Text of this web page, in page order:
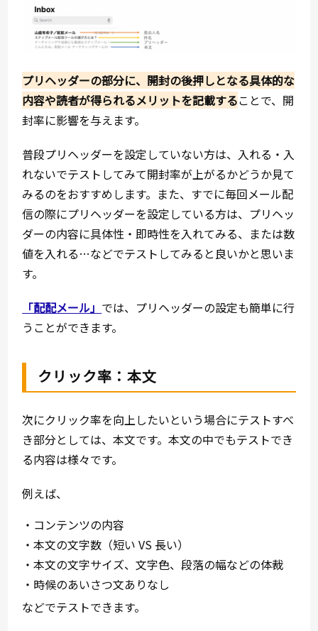
プリヘッダーの部分に、開封の後押しとなる具体的な
内容や読者が得られるメリットを記載することで、開
封率に影響を与えます。
普段プリヘッダーを設定していない方は、入れる・入
れないでテストしてみて開封率が上がるかどうか見て
みるのをおすすめします。また、すでに毎回メール配
信の際にプリヘッダーを設定している方は、プリヘッ
ダーの内容に具体性・即時性を入れてみる、または数
値を入れる…などでテストしてみると良いかと思いま
す。
「配配メール」 では、プリヘッダーの設定も簡単に行
うことができます。
クリック率：本文
次にクリック率を向上したいという場合にテストすべ
き部分としては、本文です。本文の中でもテストでき
る内容は様々です。
例えば、
・コンテンツの内容
・本文の文字数（短い VS 長い）
・本文の文字サイズ、文字色、段落の幅などの体裁
・時候のあいさつ文ありなし
などでテストできます。